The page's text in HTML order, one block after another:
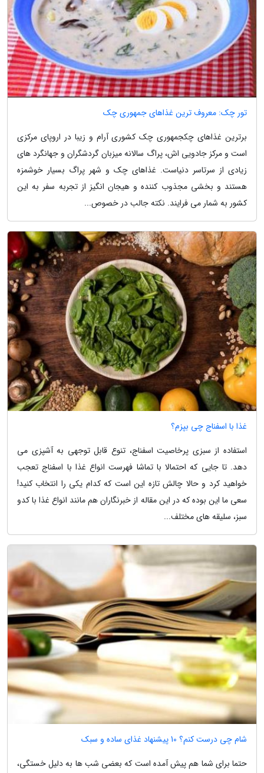
تور چک: معروف ترین غذاهای جمهوری چک
برترین غذاهای چکجمهوری چک کشوری آرام و زیبا در اروپای مرکزی
است و مرکز جادویی اش، پراگ سالانه میزبان گردشگران و جهانگرد های
زیادی از سرتاسر دنیاست. غذاهای چک و شهر پراگ بسیار خوشمزه
هستند و بخشی مجذوب کننده و هیجان انگیز از تجربه سفر به این
کشور به شمار می فرایند. نکته جالب در خصوص...
غذا با اسفناج چی بپزم؟
استفاده از سبزی پرخاصیت اسفناج، تنوع قابل توجهی به آشپزی می
دهد. تا جایی که احتمالا با تماشا فهرست انواع غذا با اسفناج تعجب
خواهید کرد و حالا چالش تازه این است که کدام یکی را انتخاب کنید!
سعی ما این بوده که در این مقاله از خبرنگاران هم مانند انواع غذا با کدو
سبز، سلیقه های مختلف...
شام چی درست کنم؟ 10 پیشنهاد غذای ساده و سبک
حتما برای شما هم پیش آمده است که بعضی شب ها به دلیل خستگی،